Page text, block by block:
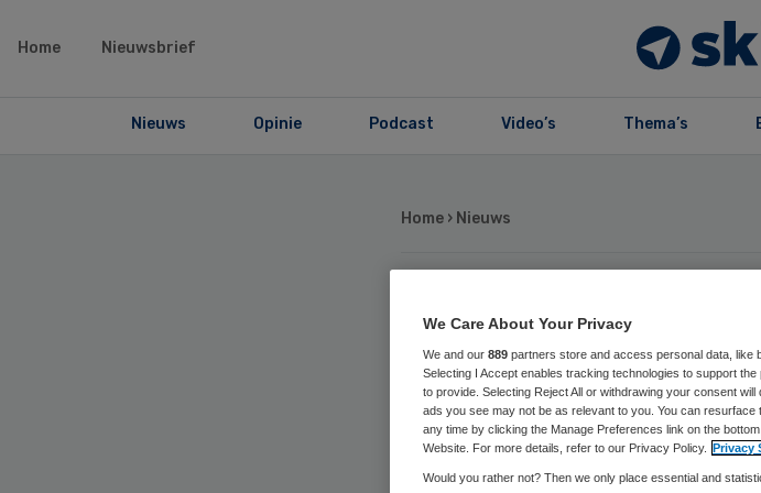
Home Nieuwsbrief
Nieuws Opinie Podcast Video’s Thema’s
Home › Nieuws
Gaétan
‘schuldig’
aids
We Care About Your Privacy
We and our 889 partners store and access personal data, like
Selecting I Accept enables tracking technologies to support
to provide. Selecting Reject All or withdrawing your consent
ads you see may not be as relevant to you. You can
any time by clicking the Manage Preferences link on the
Website. For more details, refer to our Privacy Policy. Privacy
Would you rather not? Then we only place essential and